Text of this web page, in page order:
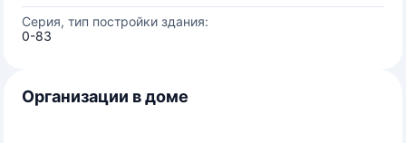
Серия, тип постройки здания:
0-83
Организации в доме